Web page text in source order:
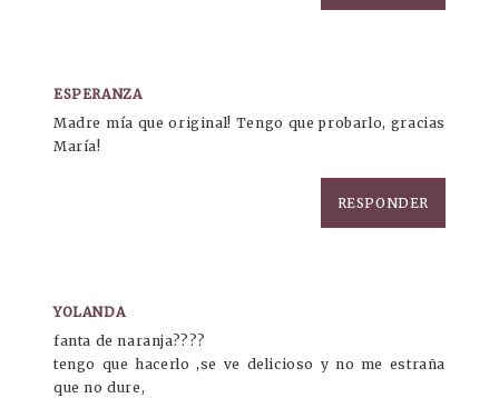
ESPERANZA
Madre mía que original! Tengo que probarlo, gracias
María!
RESPONDER
YOLANDA
fanta de naranja????
tengo que hacerlo ,se ve delicioso y no me estraña
que no dure,